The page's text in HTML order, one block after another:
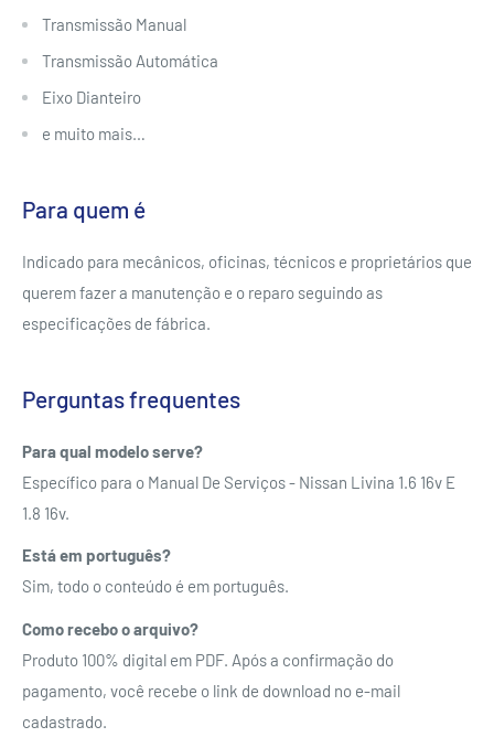
Transmissão Manual
Transmissão Automática
Eixo Dianteiro
e muito mais…
Para quem é
Indicado para mecânicos, oficinas, técnicos e proprietários que
querem fazer a manutenção e o reparo seguindo as
especificações de fábrica.
Perguntas frequentes
Para qual modelo serve?
Específico para o Manual De Serviços - Nissan Livina 1.6 16v E
1.8 16v.
Está em português?
Sim, todo o conteúdo é em português.
Como recebo o arquivo?
Produto 100% digital em PDF. Após a confirmação do
pagamento, você recebe o link de download no e-mail
cadastrado.